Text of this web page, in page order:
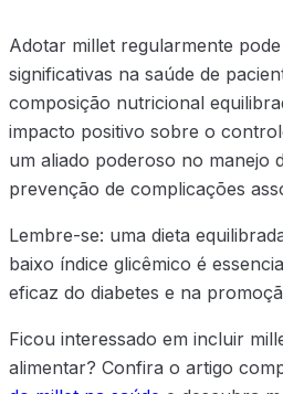
Adotar millet regularmente
significativas na saúde de
composição nutricional
impacto positivo sobre o
um aliado poderoso no manejo
prevenção de complicações
Lembre-se: uma dieta
baixo índice glicêmico é
eficaz do diabetes e na
Ficou interessado em incluir
alimentar? Confira o artigo